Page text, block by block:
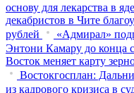
основу для лекарства в
декабристов в Чите
рублей
«Адмирал»
Энтони Камару до конца
Восток меняет карту
Востокгосплан:
из кадрового кризиса в